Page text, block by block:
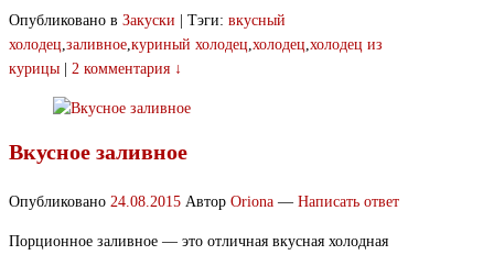
Опубликовано в Закуски | Тэги: вкусный
холодец заливное куриный холодец холодец холодец из
курицы | 2 комментария ↓
Вкусное заливное
Опубликовано 24.08.2015 Автор Oriona — Написать ответ
Порционное заливное — это отличная вкусная холодная